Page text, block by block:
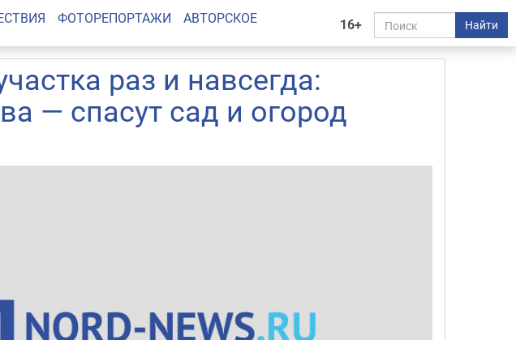
16+ Найти
ФОТОРЕПОРТАЖИ АВТОРСКОЕ
раз и навсегда:
— спасут сад и огород